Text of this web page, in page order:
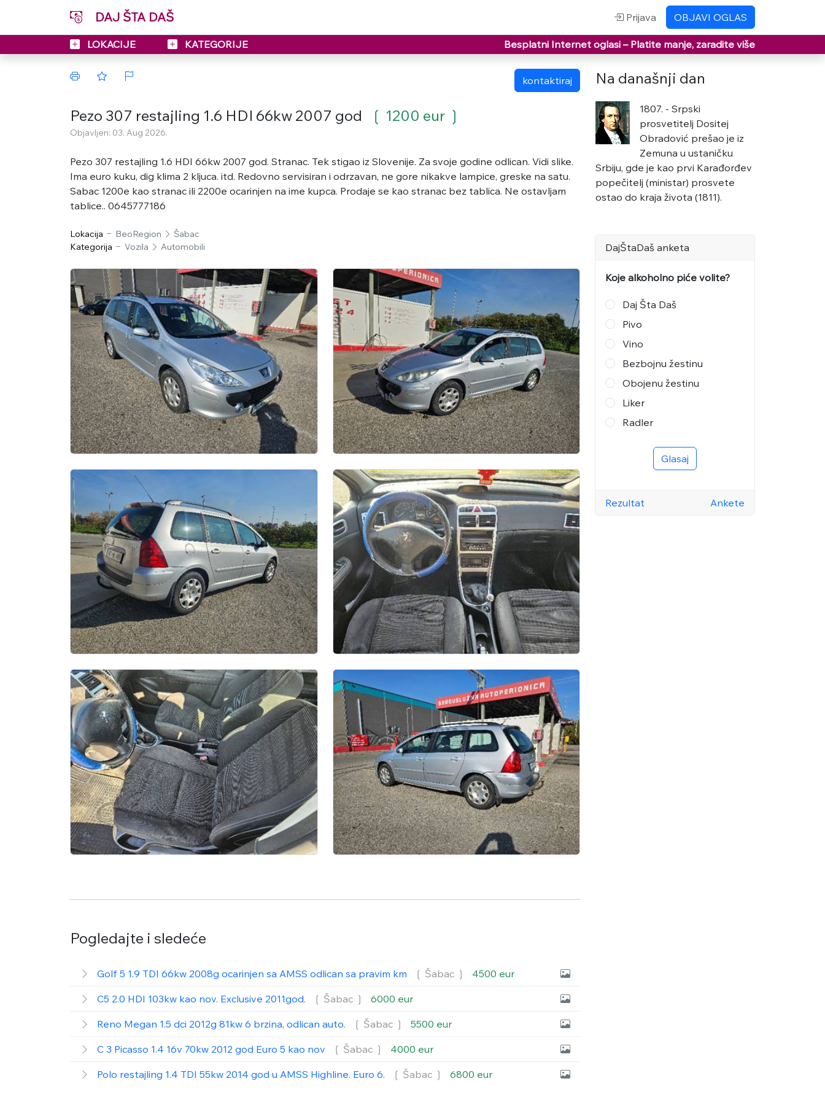
DAJ ŠTA DAŠ Prijava OBJAVI OGLAS
LOKACIJE KATEGORIJE Besplatni Internet oglasi – Platite manje, zaradite više
kontaktiraj
Pezo 307 restajling 1.6 HDI 66kw 2007 god ❲ 1200 eur ❳
Objavljen: 03. Aug 2026.
Pezo 307 restajling 1.6 HDI 66kw 2007 god. Stranac. Tek stigao iz Slovenije. Za svoje godine odlican. Vidi slike.
Ima euro kuku, dig klima 2 kljuca. itd. Redovno servisiran i odrzavan, ne gore nikakve lampice, greske na satu.
Sabac 1200e kao stranac ili 2200e ocarinjen na ime kupca. Prodaje se kao stranac bez tablica. Ne ostavljam
tablice.. 0645777186
Lokacija BeoRegion
Šabac
Kategorija
Vozila Automobili
Pogledajte i sledeće
Golf 5 1.9 TDI 66kw 2008g ocarinjen sa AMSS odlican sa pravim km ❲ Šabac ❳ 4500 eur
C5 2.0 HDI 103kw kao nov. Exclusive 2011god. ❲ Šabac ❳ 6000 eur
Reno Megan 1.5 dci 2012g 81kw 6 brzina, odlican auto. ❲ Šabac ❳ 5500 eur
C 3 Picasso 1.4 16v 70kw 2012 god Euro 5 kao nov ❲ Šabac ❳ 4000 eur
Polo restajling 1.4 TDI 55kw 2014 god u AMSS Highline. Euro 6. ❲ Šabac ❳ 6800 eur
Na današnji dan
1807. - Srpski
prosvetitelj Dositej
Obradović prešao je iz
Zemuna u ustaničku
Srbiju, gde je kao prvi Karađorđev
popečitelj (ministar) prosvete
ostao do kraja života (1811).
DajŠtaDaš anketa
Koje alkoholno piće volite?
Daj Šta Daš
Pivo
Vino
Bezbojnu žestinu
Obojenu žestinu
Liker
Radler
Glasaj
Rezultat Ankete